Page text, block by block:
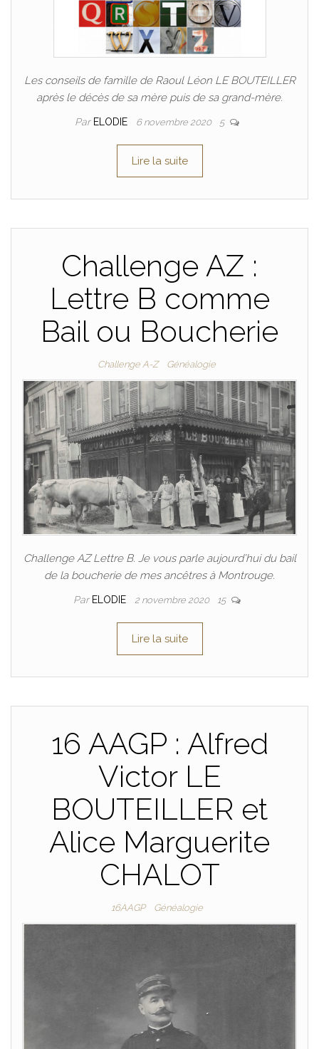
Les conseils de famille de Raoul Léon LE BOUTEILLER
après le décès de sa mère puis de sa grand-mère.
Par ELODIE 6 novembre 2020 5
Lire la suite
Challenge AZ :
Lettre B comme
Bail ou Boucherie
Challenge A-Z Généalogie
Challenge AZ Lettre B. Je vous parle aujourd’hui du bail
de la boucherie de mes ancêtres à Montrouge.
Par ELODIE 2 novembre 2020 15
Lire la suite
16 AAGP : Alfred
Victor LE
BOUTEILLER et
Alice Marguerite
CHALOT
16AAGP Généalogie